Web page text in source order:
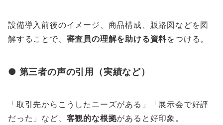
設備導入前後のイメージ、商品構成、販路図などを図
解することで、 審査員の理解を助ける資料をつける。
● 第三者の声の引用（実績など）
「取引先からこうしたニーズがある」「展示会で好評
だった」など、 客観的な根拠があると好印象。